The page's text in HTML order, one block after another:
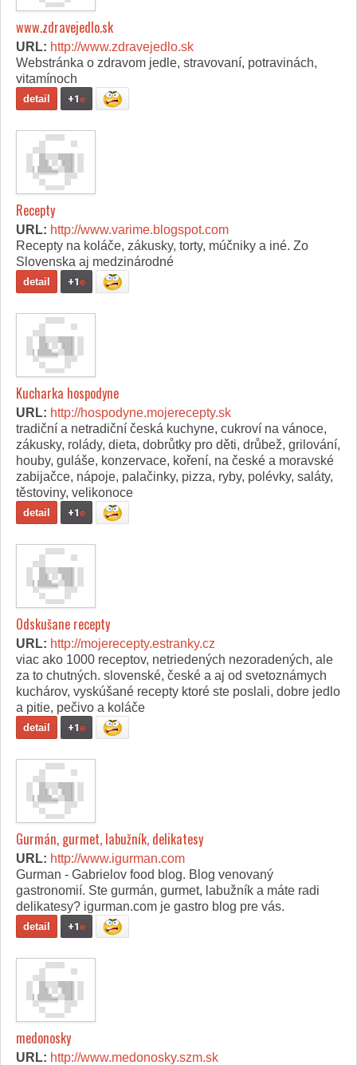
www.zdravejedlo.sk
URL: http://www.zdravejedlo.sk
Webstránka o zdravom jedle, stravovaní, potravinách,
vitamínoch
detail +1e
Recepty
URL: http://www.varime.blogspot.com
Recepty na koláče, zákusky, torty, múčniky a iné. Zo
Slovenska aj medzinárodné
detail +1e
Kucharka hospodyne
URL: http://hospodyne.mojerecepty.sk
tradiční a netradiční česká kuchyne, cukroví na vánoce,
zákusky, rolády, dieta, dobrůtky pro děti, drůbež, grilování,
houby, guláše, konzervace, koření, na české a moravské
zabijačce, nápoje, palačinky, pizza, ryby, polévky, saláty,
těstoviny, velikonoce
detail +1e
Odskušane recepty
URL: http://mojerecepty.estranky.cz
viac ako 1000 receptov, netriedených nezoradených, ale
za to chutných. slovenské, české a aj od svetoznámych
kuchárov, vyskúšané recepty ktoré ste poslali, dobre jedlo
a pitie, pečivo a koláče
detail +1e
Gurmán, gurmet, labužník, delikatesy
URL: http://www.igurman.com
Gurman - Gabrielov food blog. Blog venovaný
gastronomií. Ste gurmán, gurmet, labužník a máte radi
delikatesy? igurman.com je gastro blog pre vás.
detail +1e
medonosky
URL: http://www.medonosky.szm.sk